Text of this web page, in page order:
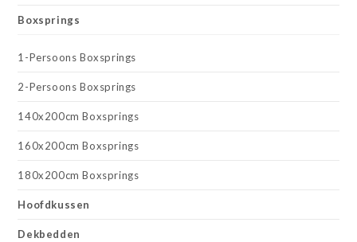
Boxsprings
1-Persoons Boxsprings
2-Persoons Boxsprings
140x200cm Boxsprings
160x200cm Boxsprings
180x200cm Boxsprings
Hoofdkussen
Dekbedden